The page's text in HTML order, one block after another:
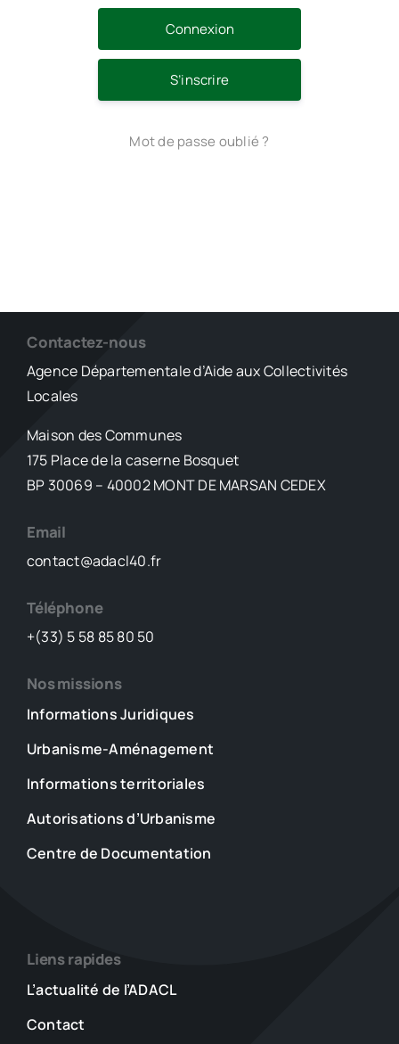
S’inscrire
Mot de passe oublié ?
Contactez-nous
Agence Départementale d’Aide aux Collectivités
Locales
Maison des Communes
175 Place de la caserne Bosquet
BP 30069 – 40002 MONT DE MARSAN CEDEX
Email
contact@adacl40.fr
Téléphone
+(33) 5 58 85 80 50
Nos missions
Informations Juridiques
Urbanisme-Aménagement
Informations territoriales
Autorisations d’Urbanisme
Centre de Documentation
Liens rapides
L’actualité de l’ADACL
Contact